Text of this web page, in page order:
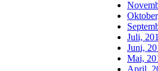
Juli,
Juni,
Mai,
April,